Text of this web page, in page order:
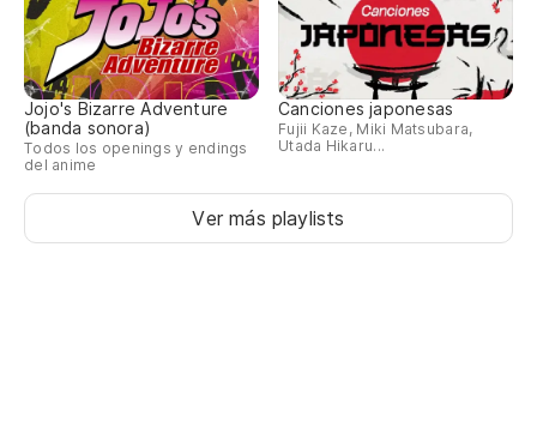
Jojo's Bizarre Adventure
(banda sonora)
Todos los openings y endings
del anime
Canciones japonesas
Fujii Kaze, Miki Matsubara,
Utada Hikaru...
Ver más playlists